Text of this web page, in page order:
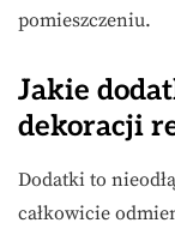
pomieszczeniu.
Jakie
dekoracji
Dodatki to
całkowicie